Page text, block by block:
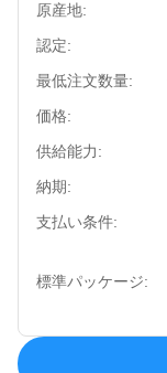
原産地:
認定:
最低注文数量:
価格:
供給能力:
納期:
支払い条件:
標準パッケージ: